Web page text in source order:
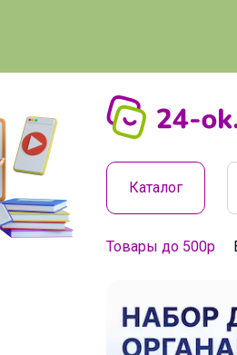
Каталог
Товары до 500р